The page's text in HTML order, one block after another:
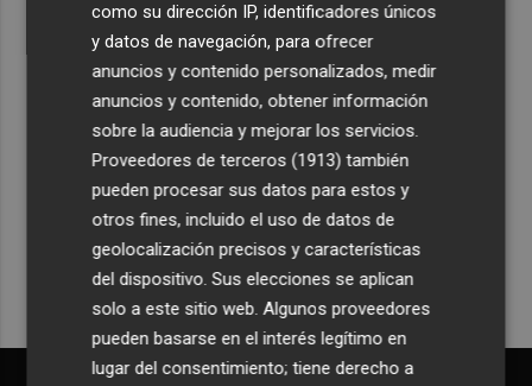
Recibe toda la actualidad de
Plaza Podcast en tu correo
Quiero suscribirme
como su dirección IP, identificadores únicos
y datos de navegación, para ofrecer
anuncios y contenido personalizados, medir
anuncios y contenido, obtener información
sobre la audiencia y mejorar los servicios.
Proveedores de terceros (1913) también
pueden procesar sus datos para estos y
otros fines, incluido el uso de datos de
geolocalización precisos y características
del dispositivo. Sus elecciones se aplican
solo a este sitio web. Algunos proveedores
pueden basarse en el interés legítimo en
lugar del consentimiento; tiene derecho a